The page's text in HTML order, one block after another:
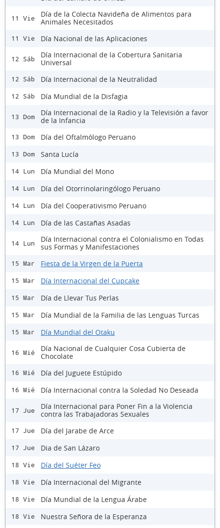
11 Vie
Día de la Colecta Navideña de Alimentos para
Animales Necesitados
11 Vie Día Nacional de las Aplicaciones
12 Sáb
Día Internacional de la Cobertura Sanitaria
Universal
12 Sáb Día Internacional de la Neutralidad
12 Sáb Día Mundial de la Disfagia
13 Dom
Día Internacional de la Radio y la Televisión a favor
de la Infancia
13 Dom Día del Oftalmólogo Peruano
13 Dom Santa Lucía
14 Lun Día Mundial del Mono
14 Lun Día del Otorrinolaringólogo Peruano
14 Lun Día del Cooperativismo Peruano
14 Lun Día de las Castañas Asadas
14 Lun
Día Internacional contra el Colonialismo en Todas
sus Formas y Manifestaciones
15 Mar Fiesta de la Virgen de la Puerta
15 Mar Día Internacional del Cupcake
15 Mar Día de Llevar Tus Perlas
15 Mar Día Mundial de la Familia de las Lenguas Turcas
15 Mar Día Mundial del Otaku
16 Mié
Día Nacional de Cualquier Cosa Cubierta de
Chocolate
16 Mié Día del Juguete Estúpido
16 Mié Día Internacional contra la Soledad No Deseada
17 Jue
Día Internacional para Poner Fin a la Violencia
contra las Trabajadoras Sexuales
17 Jue Día del Jarabe de Arce
17 Jue Dia de San Lázaro
18 Vie Día del Suéter Feo
18 Vie Día Internacional del Migrante
18 Vie Día Mundial de la Lengua Árabe
18 Vie Nuestra Señora de la Esperanza